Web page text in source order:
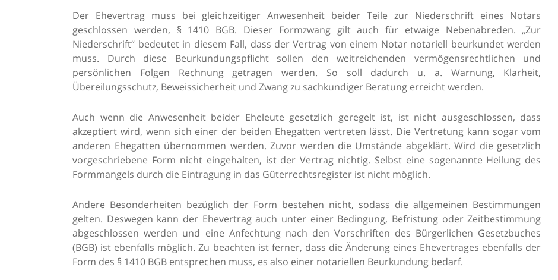
Der Ehevertrag muss bei gleichzeitiger Anwesenheit beider Teile zur Niederschrift eines Notars
geschlossen werden, § 1410 BGB. Dieser Formzwang gilt auch für etwaige Nebenabreden. „Zur
Niederschrift“ bedeutet in diesem Fall, dass der Vertrag von einem Notar notariell beurkundet werden
muss. Durch diese Beurkundungspflicht sollen den weitreichenden vermögensrechtlichen und
persönlichen Folgen Rechnung getragen werden. So soll dadurch u. a. Warnung, Klarheit,
Übereilungsschutz, Beweissicherheit und Zwang zu sachkundiger Beratung erreicht werden.
Auch wenn die Anwesenheit beider Eheleute gesetzlich geregelt ist, ist nicht ausgeschlossen, dass
akzeptiert wird, wenn sich einer der beiden Ehegatten vertreten lässt. Die Vertretung kann sogar vom
anderen Ehegatten übernommen werden. Zuvor werden die Umstände abgeklärt. Wird die gesetzlich
vorgeschriebene Form nicht eingehalten, ist der Vertrag nichtig. Selbst eine sogenannte Heilung des
Formmangels durch die Eintragung in das Güterrechtsregister ist nicht möglich.
Andere Besonderheiten bezüglich der Form bestehen nicht, sodass die allgemeinen Bestimmungen
gelten. Deswegen kann der Ehevertrag auch unter einer Bedingung, Befristung oder Zeitbestimmung
abgeschlossen werden und eine Anfechtung nach den Vorschriften des Bürgerlichen Gesetzbuches
(BGB) ist ebenfalls möglich. Zu beachten ist ferner, dass die Änderung eines Ehevertrages ebenfalls der
Form des § 1410 BGB entsprechen muss, es also einer notariellen Beurkundung bedarf.